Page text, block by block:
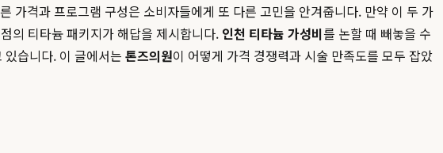
가격과 프로그램 구성은 소비자들에게 또 다른 고민을 안겨줍니다. 만약 이 두 가
의 티타늄 패키지가 해답을 제시합니다. 인천 티타늄 가성비를 논할 때 빼놓을 수
습니다. 이 글에서는 톤즈의원이 어떻게 가격 경쟁력과 시술 만족도를 모두 잡았